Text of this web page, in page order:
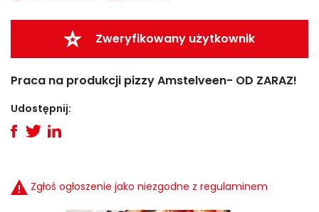
Zweryfikowany użytkownik
Praca na produkcji pizzy Amstelveen- OD ZARAZ!
Udostępnij:
Zgłoś ogłoszenie jako niezgodne z regulaminem